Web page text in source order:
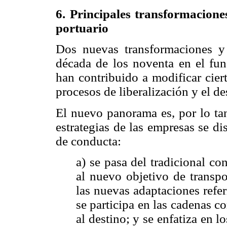
6. Principales
portuario
Dos nuevas transformaciones
década de los noventa en el
han contribuido a modificar
procesos de liberalización y el
El nuevo panorama es, por lo
estrategias de las empresas se
de conducta:
a) se pasa del tradicional
al nuevo objetivo de
las nuevas adaptaciones
se participa en las cadenas
al destino; y se enfatiza en